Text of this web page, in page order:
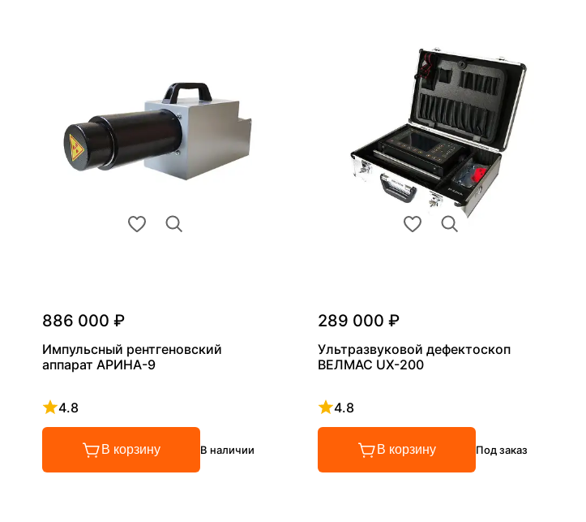
886 000 ₽
Импульсный рентгеновский
аппарат АРИНА-9
4.8
Рейтинг 4.8 из 5
В корзину В наличии
289 000 ₽
Ультразвуковой дефектоскоп
ВЕЛМАС UX-200
4.8
Рейтинг 4.8 из 5
В корзину Под заказ